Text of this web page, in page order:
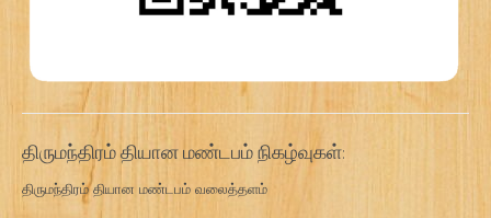
திருமந்திரம் தியான மண்டபம் நிகழ்வுகள்:
திருமந்திரம் தியான மண்டபம் வலைத்தளம்